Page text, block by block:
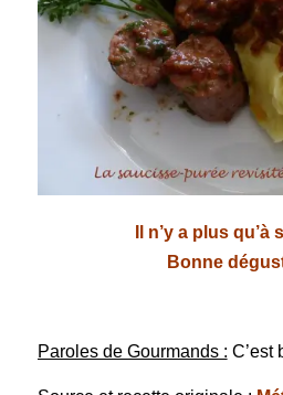
Il n’y a plus qu’à
Bonne
Paroles de Gourmands : C’est